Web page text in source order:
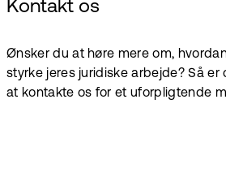
Kontakt os
Ønsker du at høre mere om,
styrke jeres juridiske arbejde? Så er
at kontakte os for et uforpligtende